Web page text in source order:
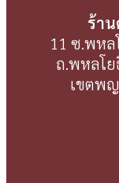
ร้า
11 ซ.พหล
ถ.พหลโย
เขตพ